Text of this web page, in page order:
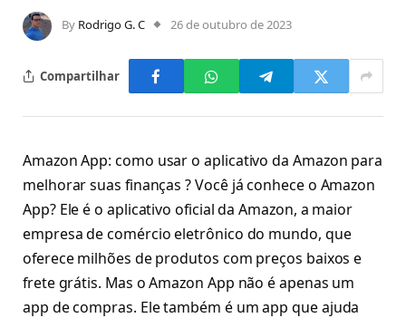
By Rodrigo G. C 26 de outubro de 2023
Compartilhar
Amazon App: como usar o aplicativo da Amazon para
melhorar suas finanças ? Você já conhece o Amazon
App? Ele é o aplicativo oficial da Amazon, a maior
empresa de comércio eletrônico do mundo, que
oferece milhões de produtos com preços baixos e
frete grátis. Mas o Amazon App não é apenas um
app de compras. Ele também é um app que ajuda